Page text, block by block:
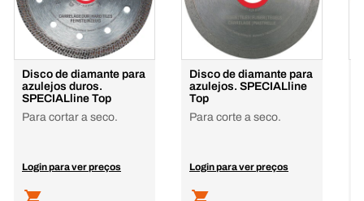
Disco de diamante para
azulejos duros.
SPECIALline Top
Para cortar a seco.
Login para ver preços
Disco de diamante para
azulejos. SPECIALline
Top
Para corte a seco.
Login para ver preços